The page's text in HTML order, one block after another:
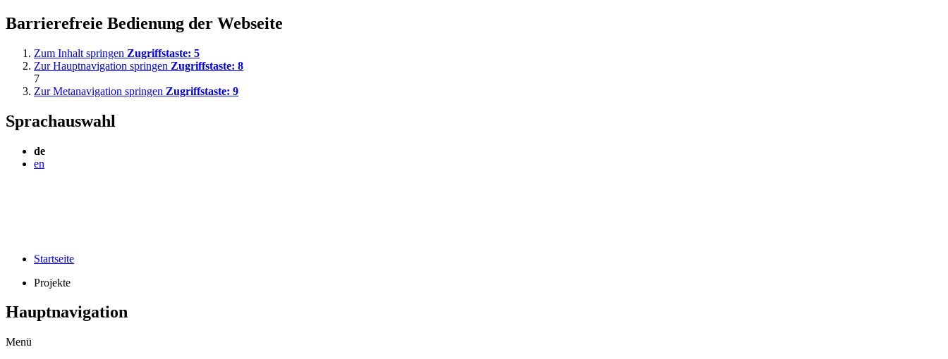
Barrierefreie Bedienung der Webseite
Zum Inhalt springen Zugriffstaste: 5
Zur Hauptnavigation springen Zugriffstaste: 8
7
Zur Metanavigation springen Zugriffstaste: 9
Sprachauswahl
de
en
Startseite
Projekte
Hauptnavigation
Menü